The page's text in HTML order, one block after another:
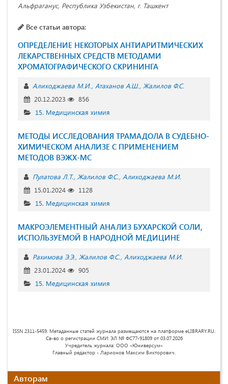
Альфраганус, Республика Узбекистан, г. Ташкент
Все статьи автора:
ОПРЕДЕЛЕНИЕ НЕКОТОРЫХ АНТИАРИТМИЧЕСКИХ
ЛЕКАРСТВЕННЫХ СРЕДСТВ МЕТОДАМИ
ХРОМАТОГРАФИЧЕСКОГО СКРИНИНГА
Алиходжаева М.И. Атаханов А.Ш. Жалилов Ф.С.
20.12.2023
856
15. Медицинская химия
МЕТОДЫ ИССЛЕДОВАНИЯ ТРАМАДОЛА В СУДЕБНО-
ХИМИЧЕСКОМ АНАЛИЗЕ С ПРИМЕНЕНИЕМ
МЕТОДОВ ВЭЖХ-МС
Пулатова Л.Т. Жалилов Ф.С. Алиходжаева М.И.
15.01.2024
1128
15. Медицинская химия
МАКРОЭЛЕМЕНТНЫЙ АНАЛИЗ БУХАРСКОЙ СОЛИ,
ИСПОЛЬЗУЕМОЙ В НАРОДНОЙ МЕДИЦИНЕ
Рахимова Э.Э. Жалилов Ф.С. Алиходжаева М.И.
23.01.2024
905
15. Медицинская химия
ISSN 2311-5459. Метаданные статей журнала размещаются на платформе eLIBRARY.RU.
Св-во о регистрации СМИ: ЭЛ № ФС77-91809 от 03.07.2026
Учредитель журнала: ООО «Юниверсум»
Главный редактор - Ларионов Максим Викторович.
Авторам